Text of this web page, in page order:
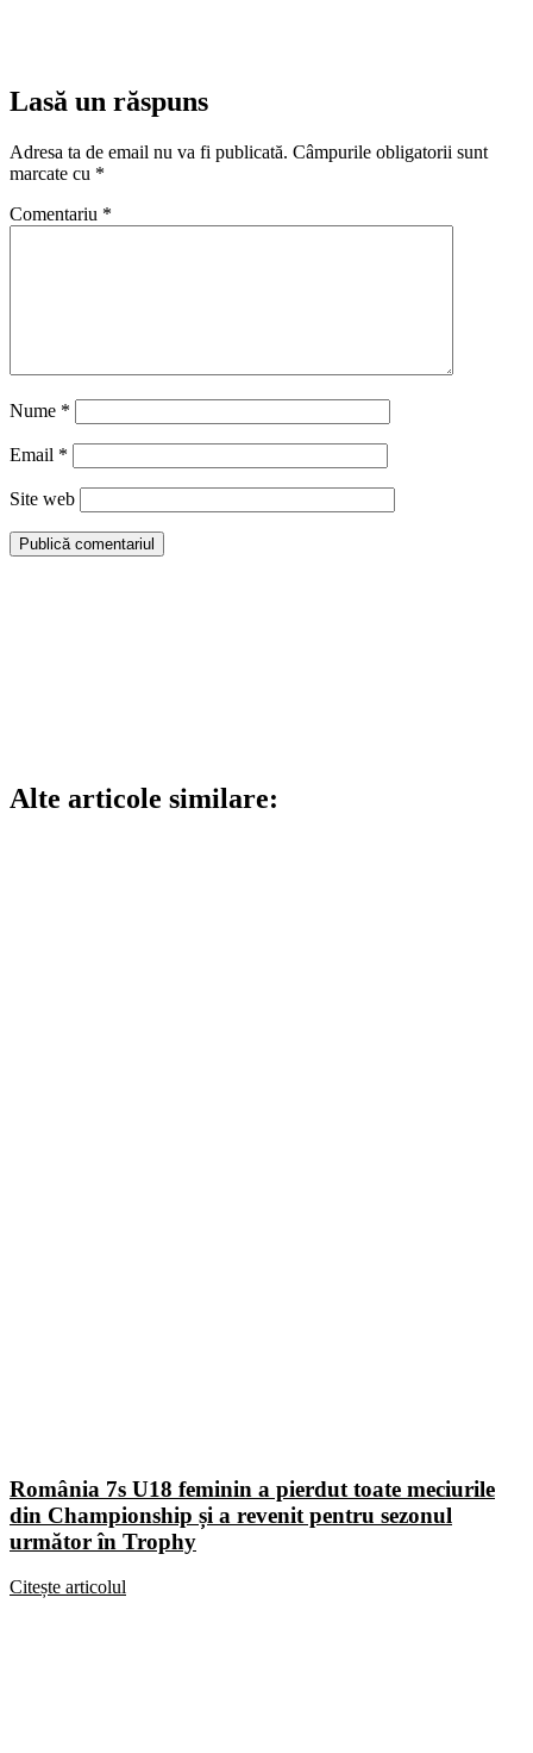
Lasă un răspuns
Adresa ta de email nu va fi publicată. Câmpurile obligatorii sunt
marcate cu *
Comentariu *
Nume *
Email *
Site web
Alte articole similare:
România 7s U18 feminin a pierdut toate meciurile
din Championship și a revenit pentru sezonul
următor în Trophy
Citește articolul